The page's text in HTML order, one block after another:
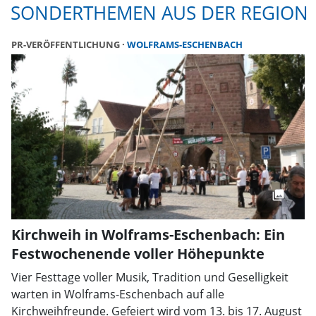
SONDERTHEMEN AUS DER REGION
PR-VERÖFFENTLICHUNG WOLFRAMS-ESCHENBACH
Kirchweih in Wolframs-Eschenbach: Ein
Festwochenende voller Höhepunkte
Vier Festtage voller Musik, Tradition und Geselligkeit
warten in Wolframs-Eschenbach auf alle
Kirchweihfreunde. Gefeiert wird vom 13. bis 17. August